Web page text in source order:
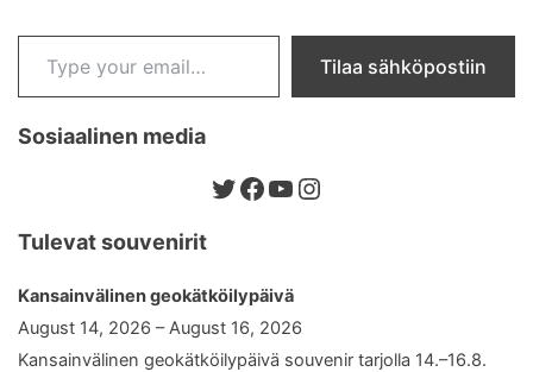
Type your email…
Tilaa sähköpostiin
Sosiaalinen media
Twitter
Facebook
YouTube
Instagram
Tulevat souvenirit
Kansainvälinen geokätköilypäivä
August 14, 2026 – August 16, 2026
Kansainvälinen geokätköilypäivä souvenir tarjolla 14.–16.8.